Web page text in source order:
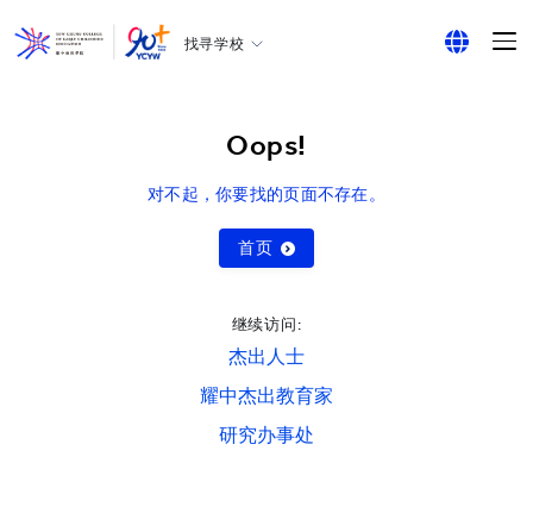
找寻学校
Oops!
对不起，你要找的页面不存在。
首页
继续访问:
杰出人士
耀中杰出教育家
研究办事处